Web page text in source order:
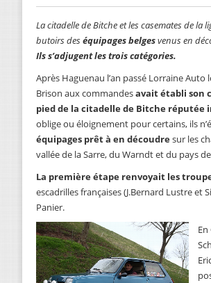
La citadelle de Bitche et les casemates de
butoirs deséquipages belgesvenus en
Ils s’adjugent les trois catégories.
Après Haguenau l’an passé Lorraine Auto
Brison aux commandesavait établi son
pied de la citadelle de Bitche réputée
oblige ou éloignement pour certains, ils
équipages prêt à en découdresur les
vallée de la Sarre, du Warndt et du pays
La première étape renvoyait les
escadrilles françaises (J.Bernard Lustre
Panier.